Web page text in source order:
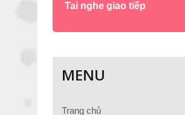
Tai nghe giao tiếp
MENU
Trang chủ